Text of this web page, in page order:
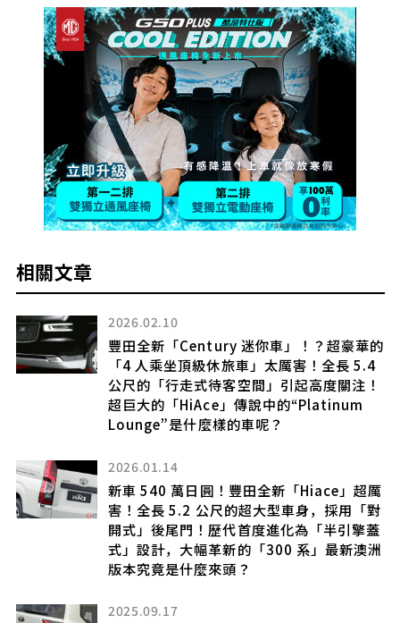
相關文章
2026.02.10
豐田全新「Century 迷你車」！？超豪華的
「4 人乘坐頂級休旅車」太厲害！全長 5.4
公尺的「行走式待客空間」引起高度關注！
超巨大的「HiAce」傳說中的“Platinum
Lounge”是什麼樣的車呢？
2026.01.14
新車 540 萬日圓！豐田全新「Hiace」超厲
害！全長 5.2 公尺的超大型車身，採用「對
開式」後尾門！歷代首度進化為「半引擎蓋
式」設計，大幅革新的「300 系」最新澳洲
版本究竟是什麼來頭？
2025.09.17